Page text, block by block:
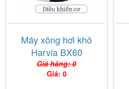
Máy xông hơi khô
Harvia BX60
Giá hãng: 0
Giá: 0